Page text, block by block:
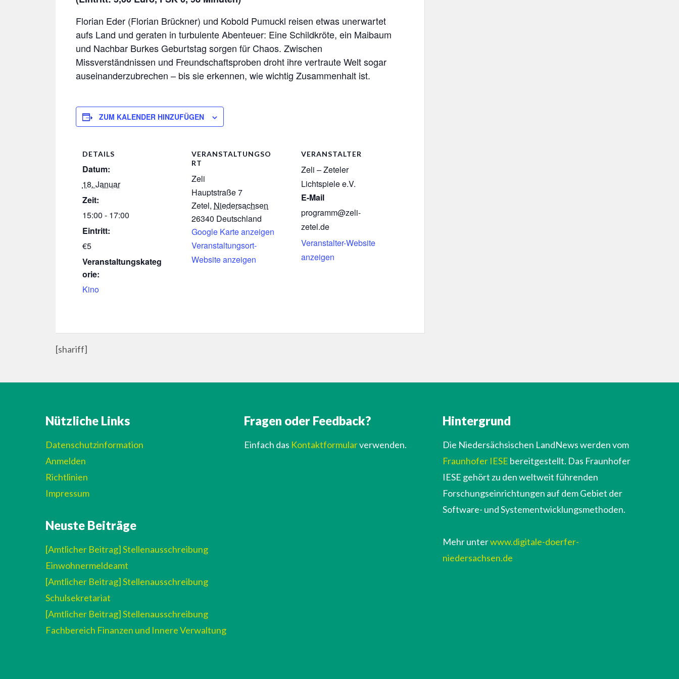
Florian Eder (Florian Brückner) und Kobold Pumuckl reisen etwas unerwartet
aufs Land und geraten in turbulente Abenteuer: Eine Schildkröte, ein Maibaum
und Nachbar Burkes Geburtstag sorgen für Chaos. Zwischen
Missverständnissen und Freundschaftsproben droht ihre vertraute Welt sogar
auseinanderzubrechen – bis sie erkennen, wie wichtig Zusammenhalt ist.
ZUM KALENDER HINZUFÜGEN
DETAILS
Datum:
18. Januar
Zeit:
15:00 - 17:00
Eintritt:
€5
Veranstaltungskateg
orie:
Kino
VERANSTALTUNGSO
RT
Zeli
Hauptstraße 7
Zetel, Niedersachsen
26340 Deutschland
Google Karte anzeigen
Veranstaltungsort-
Website anzeigen
VERANSTALTER
Zeli – Zeteler
Lichtspiele e.V.
E-Mail
programm@zeli-
zetel.de
Veranstalter-Website
anzeigen
[shariff]
Nützliche Links
Datenschutzinformation
Anmelden
Richtlinien
Impressum
Neuste Beiträge
[Amtlicher Beitrag] Stellenausschreibung
Einwohnermeldeamt
[Amtlicher Beitrag] Stellenausschreibung
Schulsekretariat
[Amtlicher Beitrag] Stellenausschreibung
Fachbereich Finanzen und Innere Verwaltung
Fragen oder Feedback?
Einfach das Kontaktformularverwenden.
Hintergrund
Die Niedersächsischen LandNews werden vom
Fraunhofer IESE bereitgestellt. Das Fraunhofer
IESE gehört zu den weltweit führenden
Forschungseinrichtungen auf dem Gebiet der
Software- und Systementwicklungsmethoden.
Mehr unterwww.digitale-doerfer-
niedersachsen.de